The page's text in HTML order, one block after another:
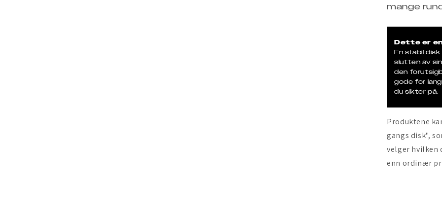
mange
Dette er
En stabil
slutten av
den
gode for
du sikter på.
Produktene
gangs disk",
velger hvilken
enn ordinær